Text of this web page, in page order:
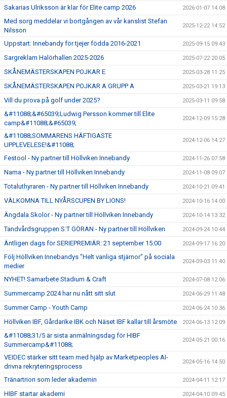
Sakarias Ulriksson är klar för Elite camp 2026 2026-01-07 14:08
Med sorg meddelar vi bortgången av vår kanslist Stefan
Nilsson
2025-12-22 14:52
Uppstart: Innebandy för tjejer födda 2016-2021 2025-09-15 09:43
Sargreklam Halörhallen 2025-2026 2025-07-22 20:05
SKÅNEMÄSTERSKAPEN POJKAR E 2025-03-28 11:25
SKÅNEMÄSTERSKAPEN POJKAR A GRUPP A 2025-03-21 19:13
Vill du prova på golf under 2025? 2025-03-11 09:58
&#11088;&#65039;Ludwig Persson kommer till Elite
camp&#11088;&#65039;
2024-12-09 15:28
&#11088;SOMMARENS HÄFTIGASTE
UPPLEVELESE!&#11088;
2024-12-06 14:27
Festool - Ny partner till Höllviken Innebandy 2024-11-26 07:58
Nama - Ny partner till Höllviken Innebandy 2024-11-08 09:07
Totaluthyraren - Ny partner till Höllviken Innebandy 2024-10-21 09:41
VÄLKOMNA TILL NYÅRSCUPEN BY LIONS! 2024-10-16 14:00
Ängdala Skolor - Ny partner till Höllviken Innebandy 2024-10-14 13:32
Tandvårdsgruppen S:T GÖRAN - Ny partner till Höllviken 2024-09-24 10:44
Äntligen dags för SERIEPREMIÄR: 21 september 15:00 2024-09-17 16:20
Följ Höllviken Innebandys "Helt vanliga stjärnor" på sociala
medier
2024-09-03 11:40
NYHET! Samarbete Stadium & Craft 2024-07-08 12:06
Summercamp 2024 har nu nått sitt slut 2024-06-29 11:48
Summer Camp - Youth Camp 2024-06-24 10:36
Höllviken IBF, Gårdarike IBK och Näset IBF kallar till årsmöte 2024-06-13 12:09
&#11088;31/5 är sista anmälningsdag för HIBF
Summercamp&#11088;
2024-05-21 00:16
VEIDEC stärker sitt team med hjälp av Marketpeoples AI-
drivna rekryteringsprocess
2024-05-16 14:50
Tränartrion som leder akademin 2024-04-11 12:17
HIBF startar akademi 2024-04-10 09:45